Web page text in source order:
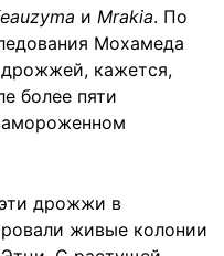
и Mrakia. По
Мохамеда
дрожжей, кажется,
более пяти
дрожжи в
живые колонии